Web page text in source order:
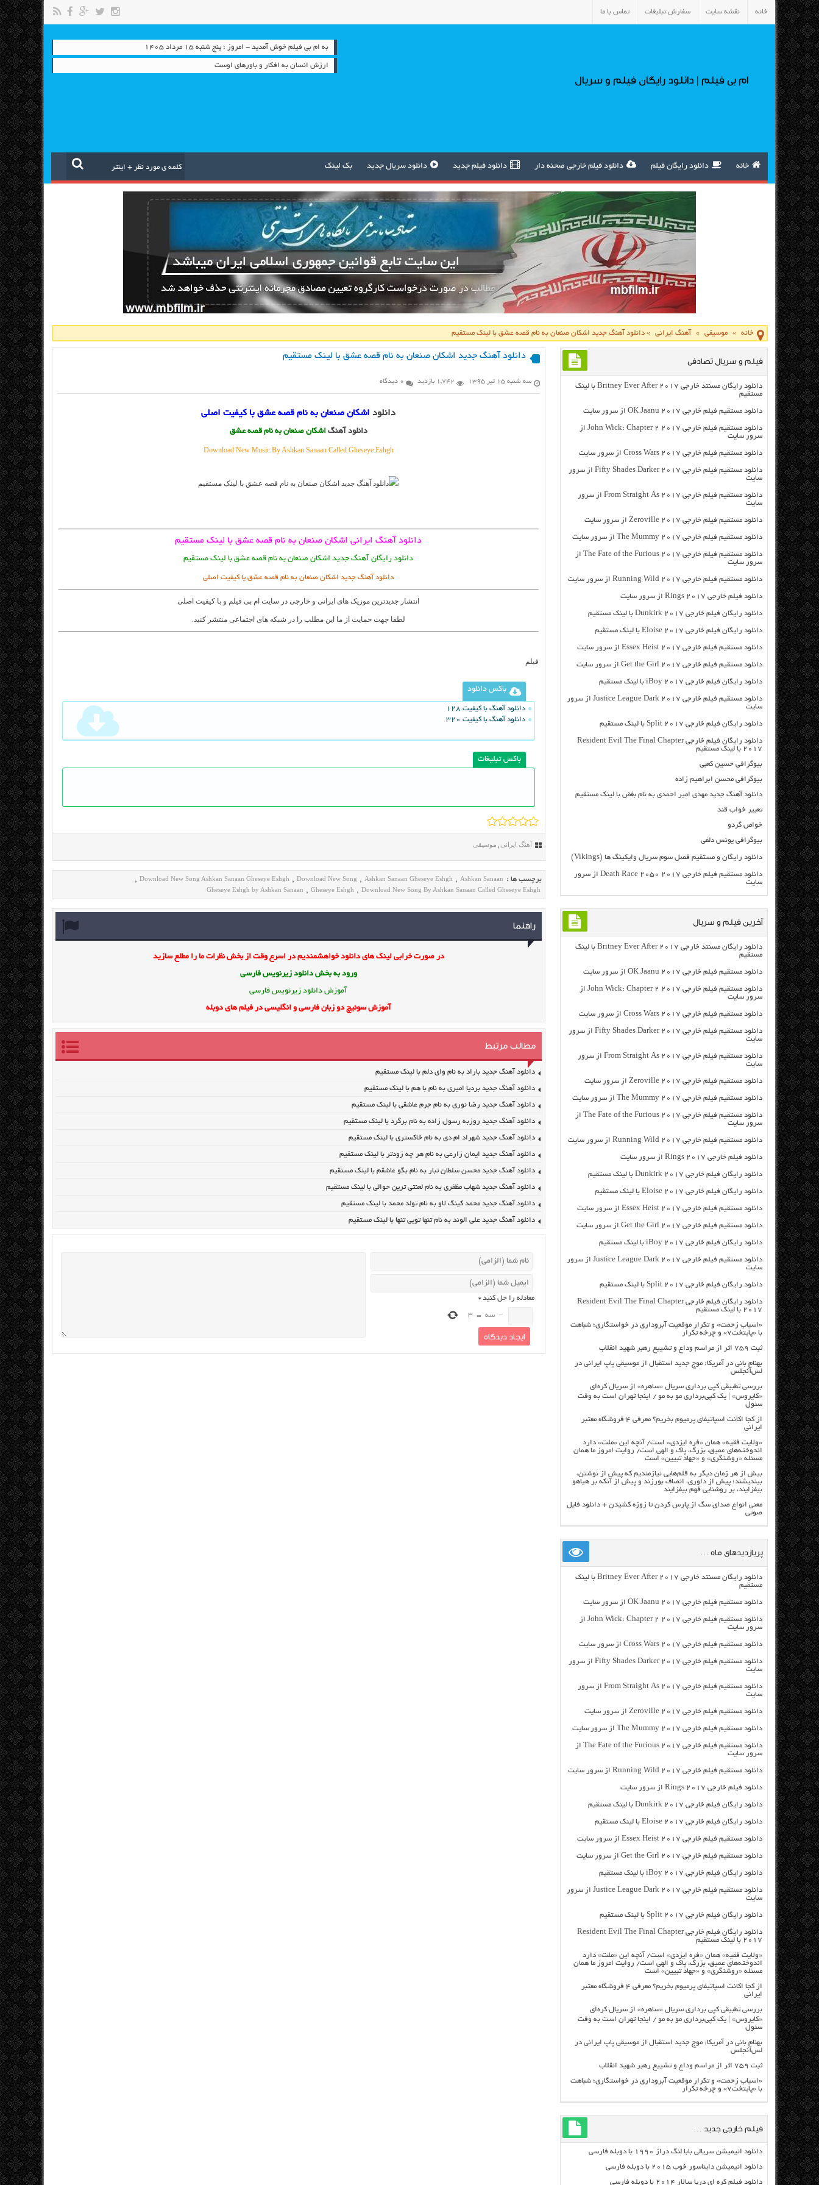
خانه نقشه سایت سفارش تبلیغات تماس با ما
ام بی فیلم | دانلود رایگان فیلم و سریال
به ام بی فیلم خوش آمدید - امروز : پنج شنبه ۱۵ مرداد ۱۴۰۵
ارزش انسان به افکار و باورهای اوست
خانه دانلود رایگان فیلم دانلود فیلم خارجی صحنه دار دانلود فیلم جدید دانلود سریال جدید بک لینک
خانه » موسیقی » آهنگ ایرانی »دانلود آهنگ جدید اشکان صنعان به نام قصه عشق با لینک مستقیم
دانلود آهنگ جدید اشکان صنعان به نام قصه عشق با لینک مستقیم
سه شنبه ۱۵ تیر ۱۳۹۵ 1,742 بازدید 0 دیدگاه
دانلوداشکان صنعان به نام قصه عشق با کیفیت اصلی
دانلود آهنگ اشکان صنعان به نام قصه عشق
Download New Music By Ashkan Sanaan Called Gheseye Eshgh
دانلود آهنگ ایرانی اشکان صنعان به نام قصه عشق با لینک مستقیم
دانلود رایگان آهنگ جدید اشکان صنعان به نام قصه عشق با لینک مستقیم
دانلود آهنگ جدید اشکان صنعان به نام قصه عشق یا کیفیت اصلی
انتشار جدیدترین موزیک های ایرانی و خارجی در سایت ام بی فیلم و با کیفیت اصلی
لطفا جهت حمایت از ما این مطلب را در شبکه های اجتماعی منتشر کنید.
فیلم
باکس دانلود
دانلود آهنگ با کیفیت 128
دانلود آهنگ با کیفیت 320
باکس تبلیغات
آهنگ ایرانی , موسیقی
برچسب ها : Ashkan Sanaan
,
Ashkan Sanaan Gheseye Eshgh
,
Download New Song
,
Download New Song Ashkan Sanaan Gheseye Eshgh
,
Download New Song By Ashkan Sanaan Called Gheseye Eshgh
,
Gheseye Eshgh
,
Gheseye Eshgh by Ashkan Sanaan
راهنما
در صورت خرابی لینک های دانلود خواهشمندیم در اسرع وقت از بخش نظرات ما را مطلع سازید
ورود به بخش دانلود زیرنویس فارسی
آموزش دانلود زیرنویس فارسی
آموزش سوئیچ دو زبان فارسی و انگلیسی در فیلم های دوبله
مطالب مرتبط
دانلود آهنگ جدید باراد به نام وای دلم با لینک مستقیم
دانلود آهنگ جدید بردیا امیری به نام با هم با لینک مستقیم
دانلود آهنگ جدید رضا نوری به نام جرم عاشقی با لینک مستقیم
دانلود آهنگ جدید روزبه رسول زاده به نام برگرد با لینک مستقیم
دانلود آهنگ جدید شهراد ام دی به نام خاکستری با لینک مستقیم
دانلود آهنگ جدید ایمان زارعی به نام هر چه زودتر با لینک مستقیم
دانلود آهنگ جدید محسن سلطان تبار به نام بگو عاشقم با لینک مستقیم
دانلود آهنگ جدید شهاب مظفری به نام لعنتی ترین حوالی با لینک مستقیم
دانلود آهنگ جدید محمد کینگ لاو به نام تولد محمد با لینک مستقیم
دانلود آهنگ جدید علی الوند به نام تنها تویی تنها با لینک مستقیم
معادله را حل کنید*
− سه =
3
فیلم و سریال تصادفی
دانلود رایگان مسنتد خارجی Britney Ever After 2017 با لینک
مستقیم
دانلود مستقیم فیلم خارجی OK Jaanu 2017 از سرور سایت
دانلود مستقیم فیلم خارجی John Wick: Chapter 2 2017 از
سرور سایت
دانلود مستقیم فیلم خارجی Cross Wars 2017 از سرور سایت
دانلود مستقیم فیلم خارجی Fifty Shades Darker 2017 از سرور
سایت
دانلود مستقیم فیلم خارجی From Straight As 2017 از سرور
سایت
دانلود مستقیم فیلم خارجی Zeroville 2017 از سرور سایت
دانلود مستقیم فیلم خارجی The Mummy 2017 از سرور سایت
دانلود مستقیم فیلم خارجی The Fate of the Furious 2017 از
سرور سایت
دانلود مستقیم فیلم خارجی Running Wild 2017 از سرور سایت
دانلود فیلم خارجی Rings 2017 از سرور سایت
دانلود رایگان فیلم خارجی Dunkirk 2017 با لینک مستقیم
دانلود رایگان فیلم خارجی Eloise 2017 با لینک مستقیم
دانلود مستقیم فیلم خارجی Essex Heist 2017 از سرور سایت
دانلود مستقیم فیلم خارجی Get the Girl 2017 از سرور سایت
دانلود رایگان فیلم خارجی iBoy 2017 با لینک مستقیم
دانلود مستقیم فیلم خارجی Justice League Dark 2017 از سرور
سایت
دانلود رایگان فیلم خارجی Split 2017 با لینک مستقیم
دانلود رایگان فیلم خارجی Resident Evil The Final Chapter
2017 با لینک مستقیم
بیوگرافی حسین کعبی
بیوگرافی محسن ابراهیم زاده
دانلود آهنگ جدید مهدی امیر احمدی به نام بغض با لینک مستقیم
تعبیر خواب قند
خواص گردو
بیوگرافی یونس دلفی
دانلود رایگان و مستقیم فصل سوم سریال وایکینگ ها (Vikings)
دانلود مستقیم فیلم خارجی Death Race 2050 2017 از سرور
سایت
آخرین فیلم و سریال
دانلود رایگان مسنتد خارجی Britney Ever After 2017 با لینک
مستقیم
دانلود مستقیم فیلم خارجی OK Jaanu 2017 از سرور سایت
دانلود مستقیم فیلم خارجی John Wick: Chapter 2 2017 از
سرور سایت
دانلود مستقیم فیلم خارجی Cross Wars 2017 از سرور سایت
دانلود مستقیم فیلم خارجی Fifty Shades Darker 2017 از سرور
سایت
دانلود مستقیم فیلم خارجی From Straight As 2017 از سرور
سایت
دانلود مستقیم فیلم خارجی Zeroville 2017 از سرور سایت
دانلود مستقیم فیلم خارجی The Mummy 2017 از سرور سایت
دانلود مستقیم فیلم خارجی The Fate of the Furious 2017 از
سرور سایت
دانلود مستقیم فیلم خارجی Running Wild 2017 از سرور سایت
دانلود فیلم خارجی Rings 2017 از سرور سایت
دانلود رایگان فیلم خارجی Dunkirk 2017 با لینک مستقیم
دانلود رایگان فیلم خارجی Eloise 2017 با لینک مستقیم
دانلود مستقیم فیلم خارجی Essex Heist 2017 از سرور سایت
دانلود مستقیم فیلم خارجی Get the Girl 2017 از سرور سایت
دانلود رایگان فیلم خارجی iBoy 2017 با لینک مستقیم
دانلود مستقیم فیلم خارجی Justice League Dark 2017 از سرور
سایت
دانلود رایگان فیلم خارجی Split 2017 با لینک مستقیم
دانلود رایگان فیلم خارجی Resident Evil The Final Chapter
2017 با لینک مستقیم
«اسباب زحمت» و تکرار موقعیت آبروداری در خواستگاری؛ شباهت
با «پایتخت۷» و چرخه تکرار
ثبت ۷۵۹ اثر از مراسم وداع و تشییع رهبر شهید انقلاب
بهنام بانی در آمریکا: موج جدید استقبال از موسیقی پاپ ایرانی در
لس‌آنجلس
بررسی تطبیقی کپی برداری سریال «ساهره» از سریال کره‌ای
«کایروس» | یک کپی‌برداری مو به مو / اینجا تهران است به وقت
سئول
از کجا اکانت اسپاتیفای پرمیوم بخریم؟ معرفی ۴ فروشگاه معتبر
ایرانی
«ولایت فقیه» همان «فره ایزدی» است/ آنچه این «ملت» دارد
اندوخته‌های عمیق، بزرگ، پاک و الهی است/ روایت امروز ما همان
مسئله «روشنگری» و «جهاد تبیین» است
بیش از هر زمان دیگر به قلم‌هایی نیازمندیم که پیش از نوشتن،
بیندیشند؛ پیش از داوری، انصاف بورزند و پیش از آنکه بر هیاهو
بیفزایند، بر روشنایی فهم بیفزایند
معنی انواع صدای سگ از پارس کردن تا زوزه کشیدن + دانلود فایل
صوتی
پربازدیدهای ماه …
دانلود رایگان مسنتد خارجی Britney Ever After 2017 با لینک
مستقیم
دانلود مستقیم فیلم خارجی OK Jaanu 2017 از سرور سایت
دانلود مستقیم فیلم خارجی John Wick: Chapter 2 2017 از
سرور سایت
دانلود مستقیم فیلم خارجی Cross Wars 2017 از سرور سایت
دانلود مستقیم فیلم خارجی Fifty Shades Darker 2017 از سرور
سایت
دانلود مستقیم فیلم خارجی From Straight As 2017 از سرور
سایت
دانلود مستقیم فیلم خارجی Zeroville 2017 از سرور سایت
دانلود مستقیم فیلم خارجی The Mummy 2017 از سرور سایت
دانلود مستقیم فیلم خارجی The Fate of the Furious 2017 از
سرور سایت
دانلود مستقیم فیلم خارجی Running Wild 2017 از سرور سایت
دانلود فیلم خارجی Rings 2017 از سرور سایت
دانلود رایگان فیلم خارجی Dunkirk 2017 با لینک مستقیم
دانلود رایگان فیلم خارجی Eloise 2017 با لینک مستقیم
دانلود مستقیم فیلم خارجی Essex Heist 2017 از سرور سایت
دانلود مستقیم فیلم خارجی Get the Girl 2017 از سرور سایت
دانلود رایگان فیلم خارجی iBoy 2017 با لینک مستقیم
دانلود مستقیم فیلم خارجی Justice League Dark 2017 از سرور
سایت
دانلود رایگان فیلم خارجی Split 2017 با لینک مستقیم
دانلود رایگان فیلم خارجی Resident Evil The Final Chapter
2017 با لینک مستقیم
«ولایت فقیه» همان «فره ایزدی» است/ آنچه این «ملت» دارد
اندوخته‌های عمیق، بزرگ، پاک و الهی است/ روایت امروز ما همان
مسئله «روشنگری» و «جهاد تبیین» است
از کجا اکانت اسپاتیفای پرمیوم بخریم؟ معرفی ۴ فروشگاه معتبر
ایرانی
بررسی تطبیقی کپی برداری سریال «ساهره» از سریال کره‌ای
«کایروس» | یک کپی‌برداری مو به مو / اینجا تهران است به وقت
سئول
بهنام بانی در آمریکا: موج جدید استقبال از موسیقی پاپ ایرانی در
لس‌آنجلس
ثبت ۷۵۹ اثر از مراسم وداع و تشییع رهبر شهید انقلاب
«اسباب زحمت» و تکرار موقعیت آبروداری در خواستگاری؛ شباهت
با «پایتخت۷» و چرخه تکرار
فیلم خارجی جدید …
دانلود انیمیشن سریالی بابا لنگ دراز ۱۹۹۰ با دوبله فارسی
دانلود انیمیشن دایناسور خوب ۲۰۱۵ با دوبله فارسی
دانلود فیلم کره ای دریا سالار ۲۰۱۴ با دوبله فارسی